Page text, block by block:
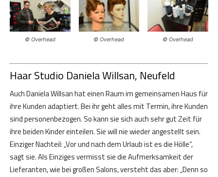
© Overhead © Overhead © Overhead
Haar Studio Daniela Willsan, Neufeld
Auch Daniela Willsan hat einen Raum im gemeinsamen Haus für
ihre Kunden adaptiert. Bei ihr geht alles mit Termin, ihre Kunden
sind personenbezogen. So kann sie sich auch sehr gut Zeit für
ihre beiden Kinder einteilen. Sie will nie wieder angestellt sein.
Einziger Nachteil: „Vor und nach dem Urlaub ist es die Hölle“,
sagt sie. Als Einziges vermisst sie die Aufmerksamkeit der
Lieferanten, wie bei großen Salons, versteht das aber: „Denn so